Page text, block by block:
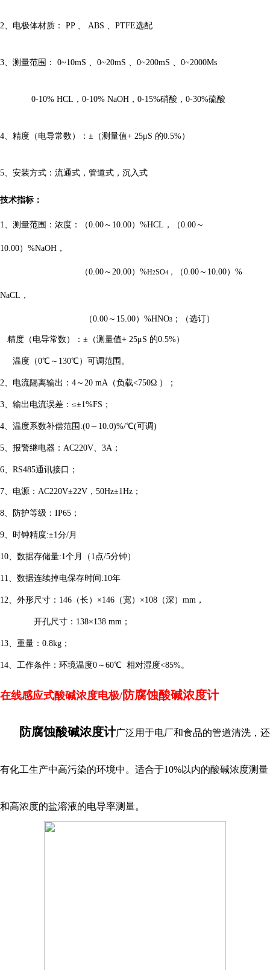
2、 电极体材质 ： PP 、 ABS 、 PTFE选配
3、 测量范围 ： 0~10mS 、 0~20mS 、 0~200mS 、 0~2000Ms
0-10% HCL ， 0-10% NaOH ， 0-15%硝酸， 0-30%硫酸
4、 精度（电导常数） ： ±（测量值+ 25μS 的0.5%）
5、安装方式：流通式，管道式，沉入式
技术指标：
1、 测量范围：浓度：（0.00 ～ 10.00） %HCL ，（0.00 ～
10.00） %NaOH ，
（0.00 ～ 20.00） %H2SO4 ， （0.00 ～ 10.00） %
NaCL ，
（0.00 ～ 15.00） %HNO3 ；（选订）
精度（电导常数） ： ±（测量值+ 25μS 的0.5%）
温度（0℃ ～ 130℃）可调范围 。
2、电流隔离输出：4～20 mA（负载<750Ω ）；
3、输出电流误差：≤±1%FS；
4、温度系数补偿范围:(0～10.0)%/℃(可调)
5、报警继电器：AC220V、3A；
6、RS485通讯接口；
7、电源：AC220V±22V，50Hz±1Hz；
8、防护等级：IP65；
9、时钟精度:±1分/月
10、数据存储量:1个月（1点/5分钟）
11、数据连续掉电保存时间:10年
12、外形尺寸：146（长）×146（宽）×108（深）mm，
开孔尺寸： 138×138 mm；
13、重量：0.8kg；
14、工作条件：环境温度0～60℃ 相对湿度<85%。
在线感应式酸碱浓度电极/防腐蚀酸碱浓度计
防腐蚀酸碱浓度计广泛用于电厂和食品的管道清洗，还
有化工生产中高污染的环境中。适合于10%以内的酸碱浓度测量
和高浓度的盐溶液的电导率测量。